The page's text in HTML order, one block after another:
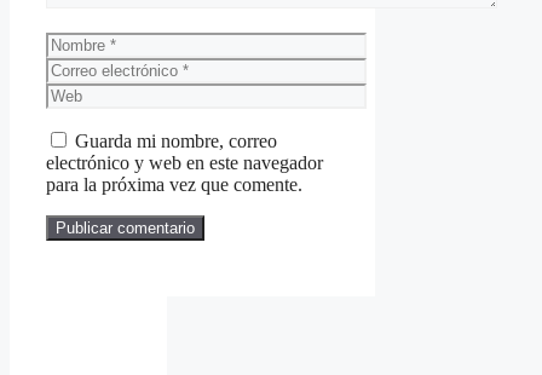
Nombre
Correo
electrónico
Web
Guarda mi nombre, correo
electrónico y web en este navegador
para la próxima vez que comente.